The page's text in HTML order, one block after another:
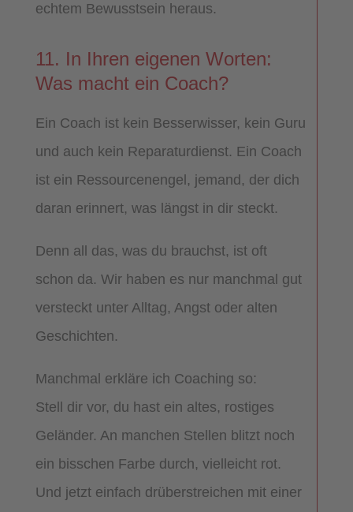
echtem Bewusstsein heraus.
11. In Ihren eigenen Worten:
Was macht ein Coach?
Ein Coach ist kein Besserwisser, kein Guru
und auch kein Reparaturdienst. Ein Coach
ist ein Ressourcenengel, jemand, der dich
daran erinnert, was längst in dir steckt.
Denn all das, was du brauchst, ist oft
schon da. Wir haben es nur manchmal gut
versteckt unter Alltag, Angst oder alten
Geschichten.
Manchmal erkläre ich Coaching so:
Stell dir vor, du hast ein altes, rostiges
Geländer. An manchen Stellen blitzt noch
ein bisschen Farbe durch, vielleicht rot.
Und jetzt einfach drüberstreichen mit einer